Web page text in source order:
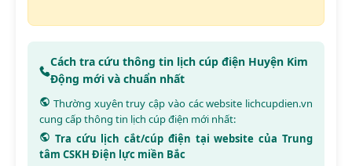
Cách tra cứu thông tin lịch cúp điện Huyện Kim
Động mới và chuẩn nhất
Thường xuyên truy cập vào các website lichcupdien.vn
cung cấp thông tin lịch cúp điện mới nhất:
Tra cứu lịch cắt/cúp điện tại website của Trung
tâm CSKH Điện lực miền Bắc